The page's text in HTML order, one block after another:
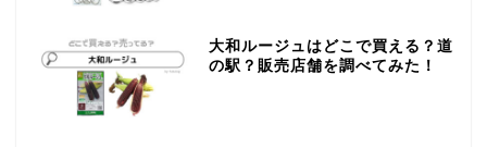
大和ルージュはどこで買える？道
の駅？販売店舗を調べてみた！